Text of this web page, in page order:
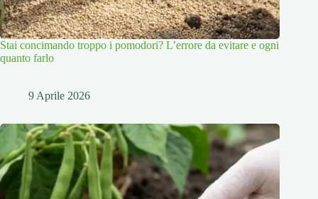
Stai concimando troppo i pomodori? L’errore da evitare e ogni
quanto farlo
9 Aprile 2026